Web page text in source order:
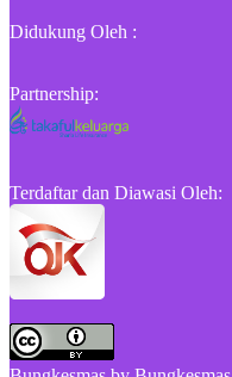
Didukung Oleh :
Partnership:
Terdaftar dan Diawasi Oleh: